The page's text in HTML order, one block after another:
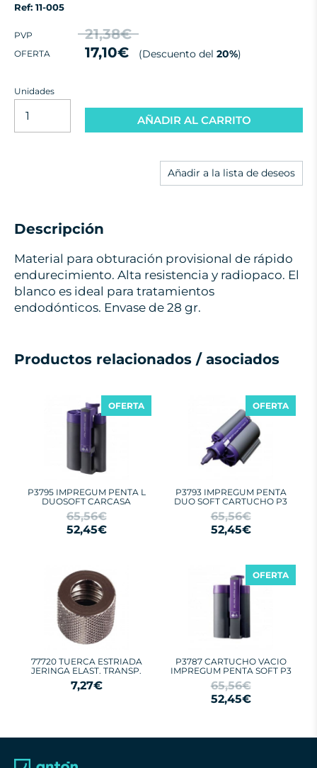
Ref: 11-005
PVP 21,38€
OFERTA 17,10€ (Descuento del 20%)
Unidades
AÑADIR AL CARRITO
Añadir a la lista de deseos
Descripción
Material para obturación provisional de rápido
endurecimiento. Alta resistencia y radiopaco. El
blanco es ideal para tratamientos
endodónticos. Envase de 28 gr.
Productos relacionados / asociados
P3795 IMPREGUM PENTA L
DUOSOFT CARCASA
65,56€
52,45€
OFERTA
P3793 IMPREGUM PENTA
DUO SOFT CARTUCHO P3
65,56€
52,45€
OFERTA
77720 TUERCA ESTRIADA
JERINGA ELAST. TRANSP.
7,27€
P3787 CARTUCHO VACIO
IMPREGUM PENTA SOFT P3
65,56€
52,45€
OFERTA